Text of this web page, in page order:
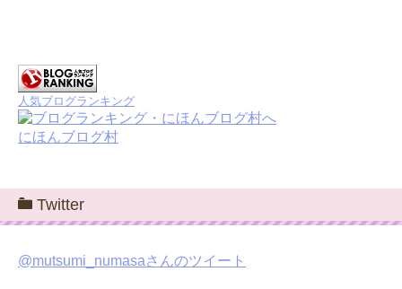
人気ブログランキング
にほんブログ村
Twitter
@mutsumi_numasaさんのツイート